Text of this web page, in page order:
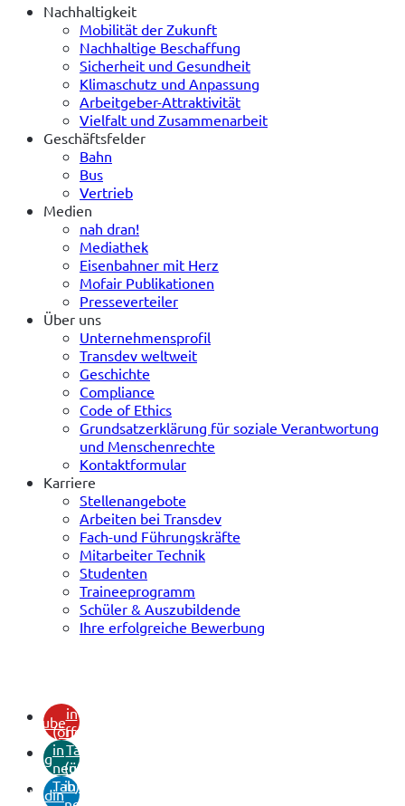
Nachhaltigkeit
Mobilität der Zukunft
Nachhaltige Beschaffung
Sicherheit und Gesundheit
Klimaschutz und Anpassung
Arbeitgeber-Attraktivität
Vielfalt und Zusammenarbeit
Geschäftsfelder
Bahn
Bus
Vertrieb
Medien
nah dran!
Mediathek
Eisenbahner mit Herz
Mofair Publikationen
Presseverteiler
Über uns
Unternehmensprofil
Transdev weltweit
Geschichte
Compliance
Code of Ethics
Grundsatzerklärung für soziale Verantwortung
und Menschenrechte
Kontaktformular
Karriere
Stellenangebote
Arbeiten bei Transdev
Fach-und Führungskräfte
Mitarbeiter Technik
Studenten
Traineeprogramm
Schüler & Auszubildende
Ihre erfolgreiche Bewerbung
youtubein
neuem
Tab)
xing
(öffnet
in
neuem
Tab)
linkedin
(öffnet
in